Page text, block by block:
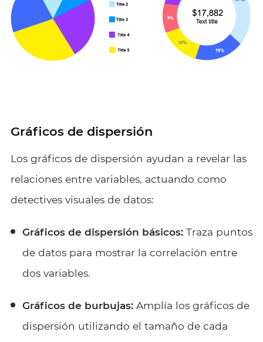
Gráficos de dispersión
Los gráficos de dispersión ayudan a revelar las
relaciones entre variables, actuando como
detectives visuales de datos:
Gráficos de dispersión básicos:Traza puntos
de datos para mostrar la correlación entre
dos variables.
Gráficos de burbujas:Amplía los gráficos de
dispersión utilizando el tamaño de cada